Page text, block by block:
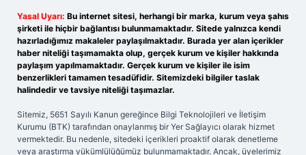
Yasal Uyarı: Bu internet sitesi, herhangi bir marka, kurum veya şahıs
şirketi ile hiçbir bağlantısı bulunmamaktadır. Sitede yalnızca kendi
hazırladığımız makaleler paylaşılmaktadır. Burada yer alan içerikler
haber niteliği taşımamakta olup, gerçek kurum ve kişiler hakkında
paylaşım yapılmamaktadır. Gerçek kurum ve kişiler ile isim
benzerlikleri tamamen tesadüfidir. Sitemizdeki bilgiler taslak
halindedir ve tavsiye niteliği taşımazlar.
Sitemiz, 5651 Sayılı Kanun gereğince Bilgi Teknolojileri ve İletişim
Kurumu (BTK) tarafından onaylanmış bir Yer Sağlayıcı olarak hizmet
vermektedir. Bu nedenle, sitedeki içerikleri proaktif olarak denetleme
veya araştırma yükümlülüğümüz bulunmamaktadır. Ancak, üyelerimiz